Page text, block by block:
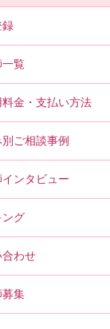
録
一覧
料金・支払い方法
別ご相談事例
ンタビュー
ング
合わせ
募集